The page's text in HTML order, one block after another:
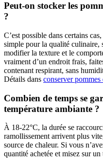
Peut-on stocker les
?
C’est possible dans certains
simple pour la qualité culinaire,
modifier la texture et le
vraiment d’un endroit frais,
contenant respirant, sans
Détails dans conserver
Combien de temps se
température ambiante ?
À 18-22°C, la durée se
ramollissement arrivent plus
source de chaleur. Si vous
quantité achetée et misez sur